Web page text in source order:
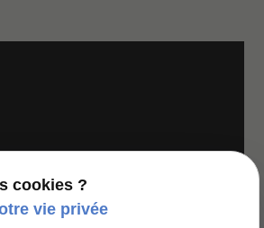
cookies ?
vie privée